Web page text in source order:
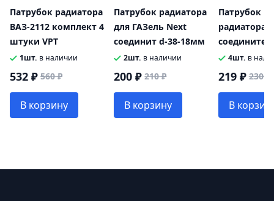
Патрубок радиатора
ВАЗ-2112 комплект 4
штуки VРТ
1шт. в наличии
532 ₽ 560 ₽
В корзину
Патрубок радиатора
для ГАЗель Next
соединит d-38-18мм
2шт. в наличии
200 ₽ 210 ₽
В корзину
Патрубок
радиатора
4шт. в
219 ₽ 230 ₽
В